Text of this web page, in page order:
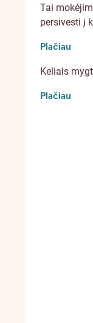
Tai
persivesti į
Plačiau
Keliais
Plačiau